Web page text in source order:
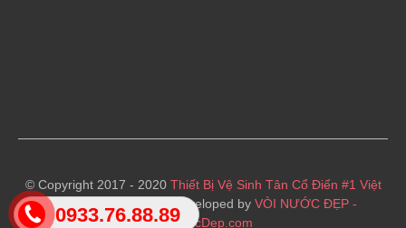
0933.76.88.89
© Copyright 2017 - 2020 Thiết Bị Vệ Sinh Tân Cổ Điển #1 Việt
Nam
· Designed and Developed by VÒI NƯỚC ĐẸP -
VoiNuocDep.com